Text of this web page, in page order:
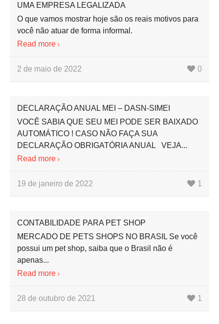
UMA EMPRESA LEGALIZADA
O que vamos mostrar hoje são os reais motivos para
você não atuar de forma informal.
Read more
2 de maio de 2022 0
DECLARAÇÃO ANUAL MEI – DASN-SIMEI
VOCÊ SABIA QUE SEU MEI PODE SER BAIXADO
AUTOMÁTICO ! CASO NÃO FAÇA SUA
DECLARAÇÃO OBRIGATÓRIA ANUAL VEJA...
Read more
19 de janeiro de 2022 1
CONTABILIDADE PARA PET SHOP
MERCADO DE PETS SHOPS NO BRASIL Se você
possui um pet shop, saiba que o Brasil não é
apenas...
Read more
28 de outubro de 2021 1